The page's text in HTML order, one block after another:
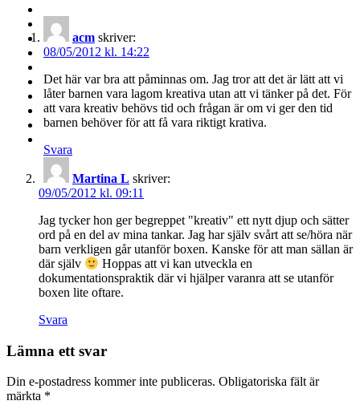
acm skriver:
08/05/2012 kl. 14:22
Det här var bra att påminnas om. Jag tror att det är lätt att vi
låter barnen vara lagom kreativa utan att vi tänker på det. För
att vara kreativ behövs tid och frågan är om vi ger den tid
barnen behöver för att få vara riktigt krativa.
Svara
Martina L skriver:
09/05/2012 kl. 09:11
Jag tycker hon ger begreppet "kreativ" ett nytt djup och sätter
ord på en del av mina tankar. Jag har själv svårt att se/höra när
barn verkligen går utanför boxen. Kanske för att man sällan är
där själv
Hoppas att vi kan utveckla en
dokumentationspraktik där vi hjälper varanra att se utanför
boxen lite oftare.
Svara
Lämna ett svar
Din e-postadress kommer inte publiceras. Obligatoriska fält är
märkta *